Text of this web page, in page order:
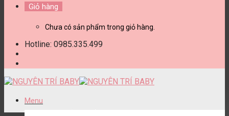
Giỏ hàng
Chưa có sản phẩm trong giỏ hàng.
Hotline: 0985.335.499
Menu